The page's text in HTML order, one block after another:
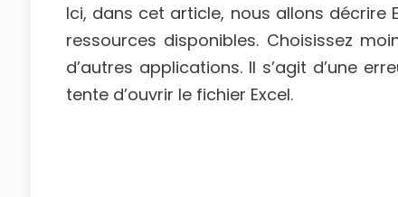
Ici, dans cet article, nous allons
ressources disponibles. Choisissez
d’autres applications. Il s’agit d’une
tente d’ouvrir le fichier Excel.